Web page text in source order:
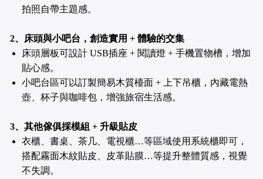
拍照自帶主題感。
2、床頭與小吧台，創造實用 + 體驗的交集
床頭層板可設計 USB插座 + 閱讀燈 + 手機置物槽，增加
貼心感。
小吧台區可以訂製簡易木質檯面 + 上下吊櫃，內藏電熱
壺、杯子與咖啡包，增強旅宿生活感。
3、其他傢俱採模組 + 升級貼皮
衣櫃、書桌、茶几、電視櫃…等區域使用系統櫃即可，
搭配霧面木紋貼皮、皮革貼膜…等提升整體質感，視覺
不失調。